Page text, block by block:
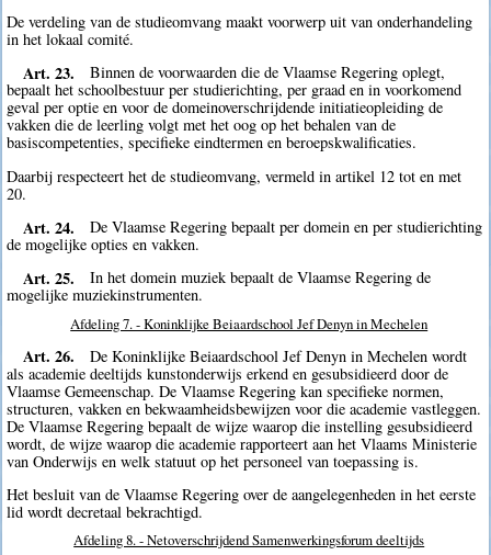
De verdeling van de studieomvang maakt voorwerp uit van onderhandeling
in het lokaal comité.
Art. 23.
Binnen de voorwaarden die de Vlaamse Regering oplegt,
bepaalt het schoolbestuur per studierichting, per graad en in voorkomend
geval per optie en voor de domeinoverschrijdende initiatieopleiding de
vakken die de leerling volgt met het oog op het behalen van de
basiscompetenties, specifieke eindtermen en beroepskwalificaties.
Daarbij respecteert het de studieomvang, vermeld in artikel 12 tot en met
20.
Art. 24.
De Vlaamse Regering bepaalt per domein en per studierichting
de mogelijke opties en vakken.
Art. 25.
In het domein muziek bepaalt de Vlaamse Regering de
mogelijke muziekinstrumenten.
Afdeling 7. - Koninklijke Beiaardschool Jef Denyn in Mechelen
Art. 26.
De Koninklijke Beiaardschool Jef Denyn in Mechelen wordt
als academie deeltijds kunstonderwijs erkend en gesubsidieerd door de
Vlaamse Gemeenschap. De Vlaamse Regering kan specifieke normen,
structuren, vakken en bekwaamheidsbewijzen voor die academie vastleggen.
De Vlaamse Regering bepaalt de wijze waarop die instelling gesubsidieerd
wordt, de wijze waarop die academie rapporteert aan het Vlaams Ministerie
van Onderwijs en welk statuut op het personeel van toepassing is.
Het besluit van de Vlaamse Regering over de aangelegenheden in het eerste
lid wordt decretaal bekrachtigd.
Afdeling 8. - Netoverschrijdend Samenwerkingsforum deeltijds